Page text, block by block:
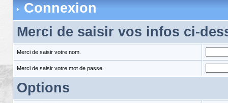
Connexion
Merci de saisir vos infos ci-
Merci de saisir votre nom.
Merci de saisir votre mot de passe.
Options